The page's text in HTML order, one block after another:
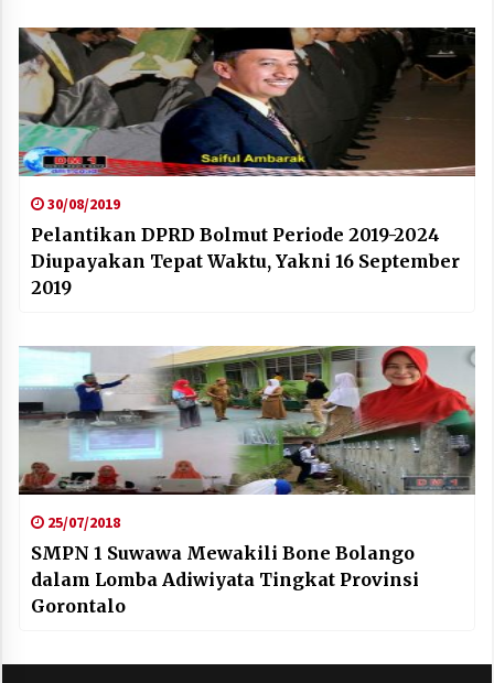
30/08/2019
Pelantikan DPRD Bolmut Periode 2019-2024
Diupayakan Tepat Waktu, Yakni 16 September
2019
25/07/2018
SMPN 1 Suwawa Mewakili Bone Bolango
dalam Lomba Adiwiyata Tingkat Provinsi
Gorontalo